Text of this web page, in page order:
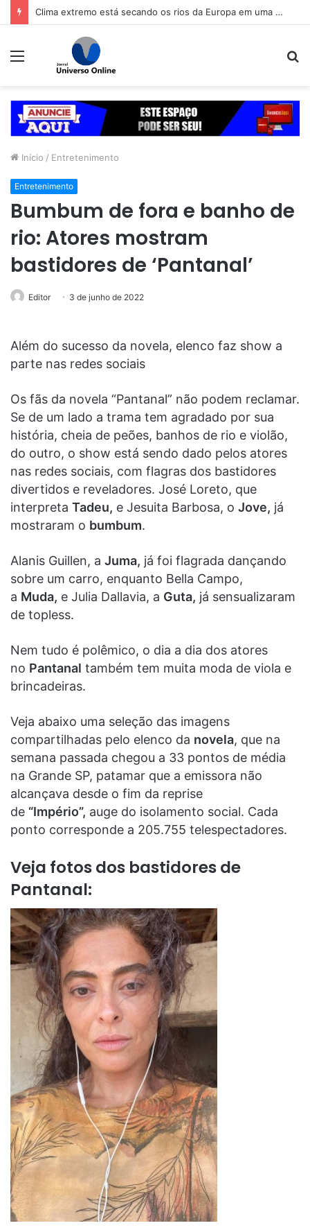
Caldas Novas ganha oficinas gratuitas para transformar habilidades em renda
Menu
Início / Entretenimento
Entretenimento
Bumbum de fora e banho de
rio: Atores mostram
bastidores de ‘Pantanal’
Editor 3 de junho de 2022
Além do sucesso da novela, elenco faz show a
parte nas redes sociais
Os fãs da novela “Pantanal” não podem reclamar.
Se de um lado a trama tem agradado por sua
história, cheia de peões, banhos de rio e violão,
do outro, o show está sendo dado pelos atores
nas redes sociais, com flagras dos bastidores
divertidos e reveladores. José Loreto, que
interpreta Tadeu, e Jesuita Barbosa, o Jove, já
mostraram o bumbum.
Alanis Guillen, a Juma, já foi flagrada dançando
sobre um carro, enquanto Bella Campo,
a Muda, e Julia Dallavia, a Guta, já sensualizaram
de topless.
Nem tudo é polêmico, o dia a dia dos atores
no Pantanal também tem muita moda de viola e
brincadeiras.
Veja abaixo uma seleção das imagens
compartilhadas pelo elenco da novela, que na
semana passada chegou a 33 pontos de média
na Grande SP, patamar que a emissora não
alcançava desde o fim da reprise
de “Império”, auge do isolamento social. Cada
ponto corresponde a 205.755 telespectadores.
Veja fotos dos bastidores de
Pantanal: